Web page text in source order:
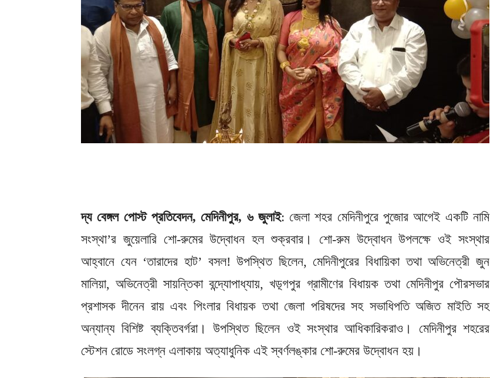
দ্য বেঙ্গল পোস্ট প্রতিবেদন, মেদিনীপুর, ৬ জুলাই: জেলা শহর মেদিনীপুরে পুজোর আগেই একটি নামি
সংস্থা’র জুয়েলারি শো-রুমের উদ্বোধন হল শুক্রবার। শো-রুম উদ্বোধন উপলক্ষে ওই সংস্থার
আহ্বানে যেন ‘তারাদের হাট’ বসল! উপস্থিত ছিলেন, মেদিনীপুরের বিধায়িকা তথা অভিনেত্রী জুন
মালিয়া, অভিনেত্রী সায়ন্তিকা বন্দ্যোপাধ্যায়, খড়্গপুর গ্রামীণের বিধায়ক তথা মেদিনীপুর পৌরসভার
প্রশাসক দীনেন রায় এবং পিংলার বিধায়ক তথা জেলা পরিষদের সহ সভাধিপতি অজিত মাইতি সহ
অন্যান্য বিশিষ্ট ব্যক্তিবর্গরা। উপস্থিত ছিলেন ওই সংস্থার আধিকারিকরাও। মেদিনীপুর শহরের
স্টেশন রোডে সংলগ্ন এলাকায় অত্যাধুনিক এই স্বর্ণলঙ্কার শো-রুমের উদ্বোধন হয়।